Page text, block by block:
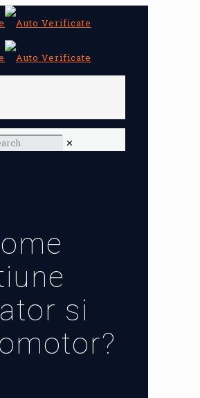
✕
si